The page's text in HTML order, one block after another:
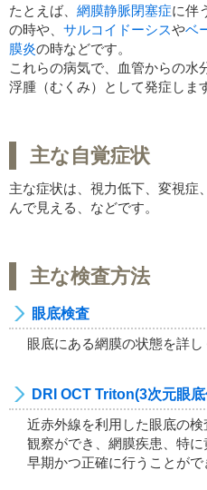
たとえば、 網膜静脈閉塞症に伴
の時や、 サルコイドーシスやベ
膜炎の時などです。
これらの病気で、血管からの水
浮腫（むくみ）として発症しま
主な自覚症状
主な症状は、視力低下、変視症
んで見える、などです。
主な検査方法
眼底検査
眼底にある網膜の状態を詳し
DRI OCT Triton(3次元眼
近赤外線を利用した眼底の
観察ができ、網膜疾患、特
早期かつ正確に行うことがで